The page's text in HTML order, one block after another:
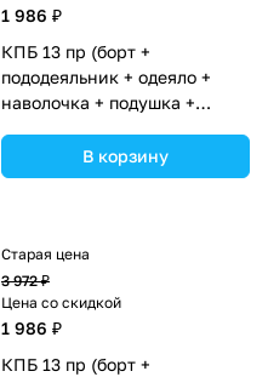
1 986 ₽
КПБ 13 пр (борт +
пододеяльник + одеяло +
наволочка + подушка +
(№1126-2-1бб_02) цвета в
ассортименте.
В корзину
Старая цена
3 972 ₽
Цена со скидкой
1 986 ₽
КПБ 13 пр (борт +